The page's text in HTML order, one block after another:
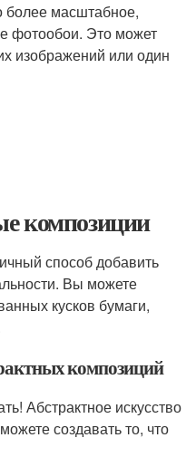
более масштабное,
фотообои. Это может
изображений или один
композиции
способ добавить
Вы можете
кусков бумаги,
композиций
Абстрактное искусство
создавать то, что